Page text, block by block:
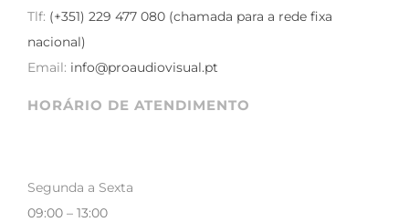
Tlf: (+351) 229 477 080 (chamada para a rede fixa
nacional)
Email: info@proaudiovisual.pt
HORÁRIO DE ATENDIMENTO
Segunda a Sexta
09:00 – 13:00